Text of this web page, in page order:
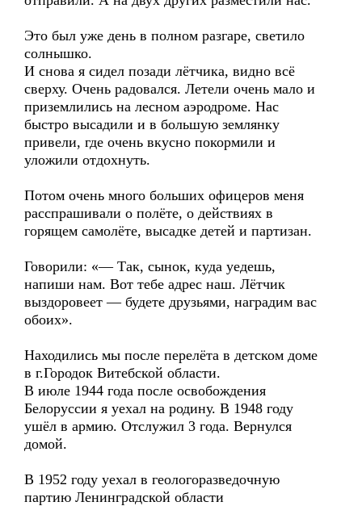
Это был уже день в полном разгаре, светило
солнышко.
И снова я сидел позади лётчика, видно всё
сверху. Очень радовался. Летели очень мало и
приземлились на лесном аэродроме. Нас
быстро высадили и в большую землянку
привели, где очень вкусно покормили и
уложили отдохнуть.
Потом очень много больших офицеров меня
расспрашивали о полёте, о действиях в
горящем самолёте, высадке детей и партизан.
Говорили: «— Так, сынок, куда уедешь,
напиши нам. Вот тебе адрес наш. Лётчик
выздоровеет — будете друзьями, наградим вас
обоих».
Находились мы после перелёта в детском доме
в г.Городок Витебской области.
В июле 1944 года после освобождения
Белоруссии я уехал на родину. В 1948 году
ушёл в армию. Отслужил 3 года. Вернулся
домой.
В 1952 году уехал в геологоразведочную
партию Ленинградской области